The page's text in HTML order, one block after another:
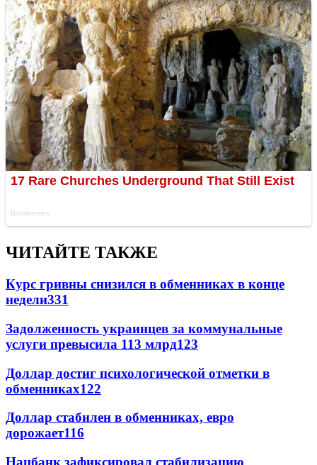
ЧИТАЙТЕ ТАКЖЕ
Курс гривны снизился в обменниках в конце
недели331
Задолженность украинцев за коммунальные
услуги превысила 113 млрд123
Доллар достиг психологической отметки в
обменниках122
Доллар стабилен в обменниках, евро
дорожает116
Нацбанк зафиксировал стабилизацию